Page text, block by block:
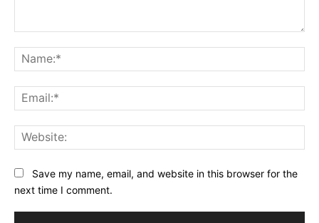
Save my name, email, and website in this browser for the
next time I comment.